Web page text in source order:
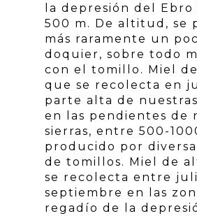
la depresión del Ebro
500 m. De altitud, se
más raramente un
doquier, sobre todo
con el tomillo. Miel
que se recolecta en
parte alta de
en las pendientes de
sierras, entre 500-
producido por
de tomillos. Miel de
se recolecta entre
septiembre en las
regadío de la